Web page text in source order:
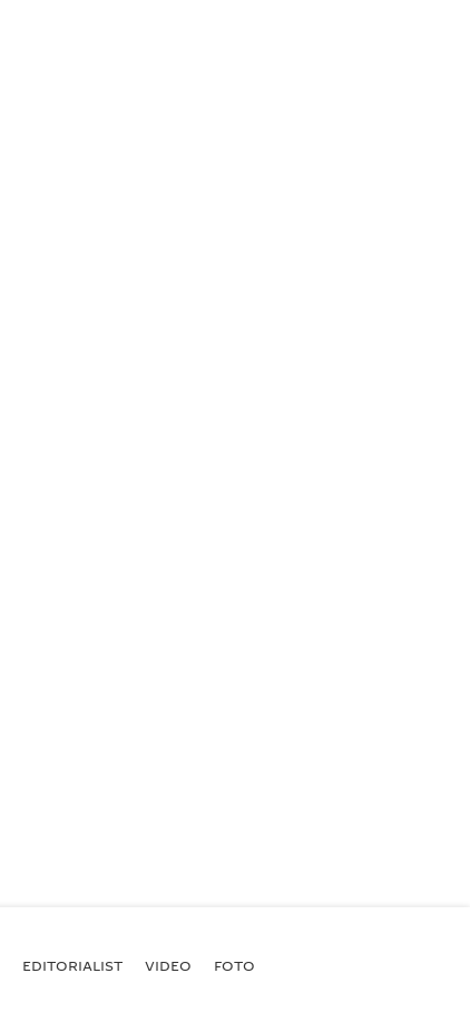
EDITORIALIST VIDEO FOTO